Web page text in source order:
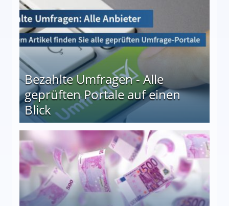
Bezahlte Umfragen - Alle
geprüften Portale auf einen
Blick
auf einen Blick